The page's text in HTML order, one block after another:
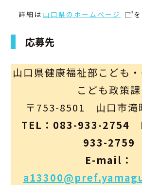
詳細は 山口県のホームページ
応募先
山口県健康福祉部こども
こども政策課
〒753-8501 山口市滝
TEL：083-933-2754
933-2759
E-mail：